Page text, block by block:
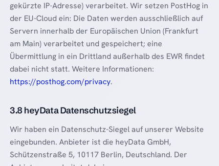
gekürzte IP-Adresse) verarbeitet. Wir setzen PostHog in
der EU-Cloud ein: Die Daten werden ausschließlich auf
Servern innerhalb der Europäischen Union (Frankfurt
am Main) verarbeitet und gespeichert; eine
Übermittlung in ein Drittland außerhalb des EWR findet
dabei nicht statt. Weitere Informationen:
https://posthog.com/privacy.
3.8 heyData Datenschutzsiegel
Wir haben ein Datenschutz-Siegel auf unserer Website
eingebunden. Anbieter ist die heyData GmbH,
Schützenstraße 5, 10117 Berlin, Deutschland. Der